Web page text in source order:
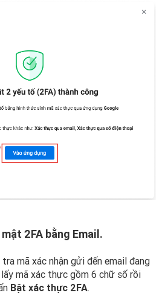
2FA bằng Email.
mã xác nhận gửi đến email đang
mã xác thực gồm 6 chữ số rồi
Bật xác thực 2FA.